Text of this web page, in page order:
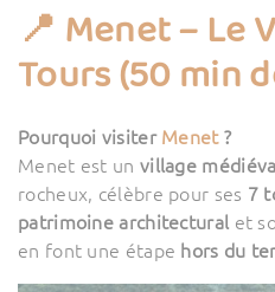
📍 Menet – Le
Tours (50 min
Pourquoi visiter Menet?
Menet est un village
rocheux, célèbre pour ses 7
patrimoine architectural et
en font une étape hors du